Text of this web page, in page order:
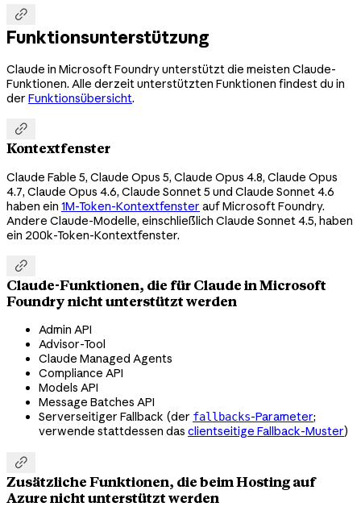

Funktionsunterstützung
Claude in Microsoft Foundry unterstützt die meisten Claude-
Funktionen. Alle derzeit unterstützten Funktionen findest du in
der Funktionsübersicht.

Kontextfenster
Claude Fable 5, Claude Opus 5, Claude Opus 4.8, Claude Opus
4.7, Claude Opus 4.6, Claude Sonnet 5 und Claude Sonnet 4.6
haben ein 1M-Token-Kontextfenster auf Microsoft Foundry.
Andere Claude-Modelle, einschließlich Claude Sonnet 4.5, haben
ein 200k-Token-Kontextfenster.

Claude-Funktionen, die für Claude in Microsoft
Foundry nicht unterstützt werden
Admin API
Advisor-Tool
Claude Managed Agents
Compliance API
Models API
Message Batches API
Serverseitiger Fallback (der fallbacks-Parameter;
verwende stattdessen das clientseitige Fallback-Muster)

Zusätzliche Funktionen, die beim Hosting auf
Azure nicht unterstützt werden